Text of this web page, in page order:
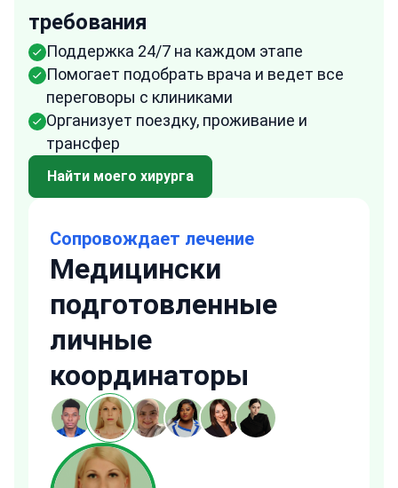
требования
Поддержка 24/7 на каждом этапе
Помогает подобрать врача и ведет все
переговоры с клиниками
Организует поездку, проживание и
трансфер
Найти моего хирурга
Сопровождает лечение
Медицински
подготовленные
личные
координаторы